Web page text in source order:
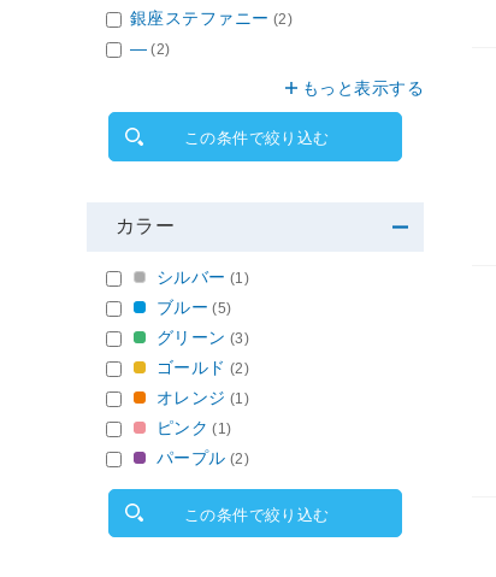
銀座ステファニー (2)
― (2)
もっと表示する
この条件で絞り込む
カラー
シルバー (1)
ブルー (5)
グリーン (3)
ゴールド (2)
オレンジ (1)
ピンク (1)
パープル (2)
この条件で絞り込む